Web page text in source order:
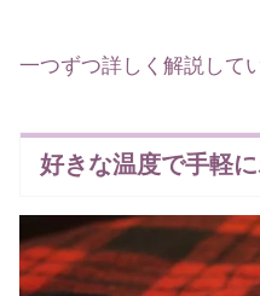
一つずつ詳しく解説して
好きな温度で手軽